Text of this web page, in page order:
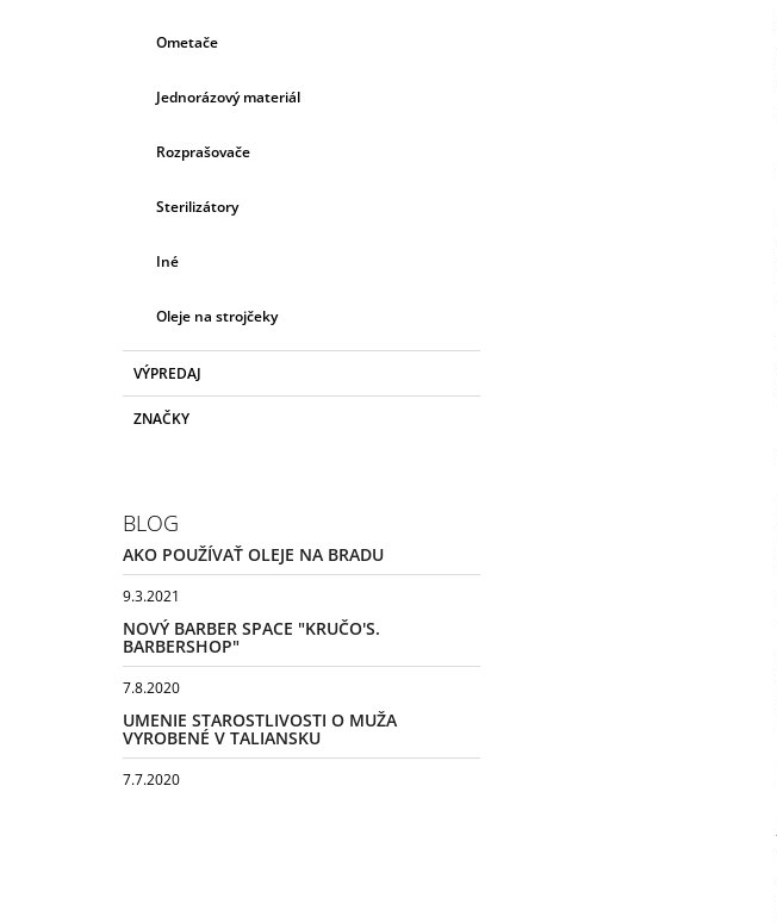
Ometače
Jednorázový materiál
Rozprašovače
Sterilizátory
Iné
Oleje na strojčeky
VÝPREDAJ
ZNAČKY
BLOG
AKO POUŽÍVAŤ OLEJE NA BRADU
9.3.2021
NOVÝ BARBER SPACE "KRUČO'S.
BARBERSHOP"
7.8.2020
UMENIE STAROSTLIVOSTI O MUŽA
VYROBENÉ V TALIANSKU
7.7.2020